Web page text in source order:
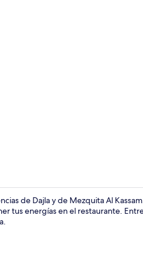
de Dajla y de Mezquita Al
tus energías en el restaurante.